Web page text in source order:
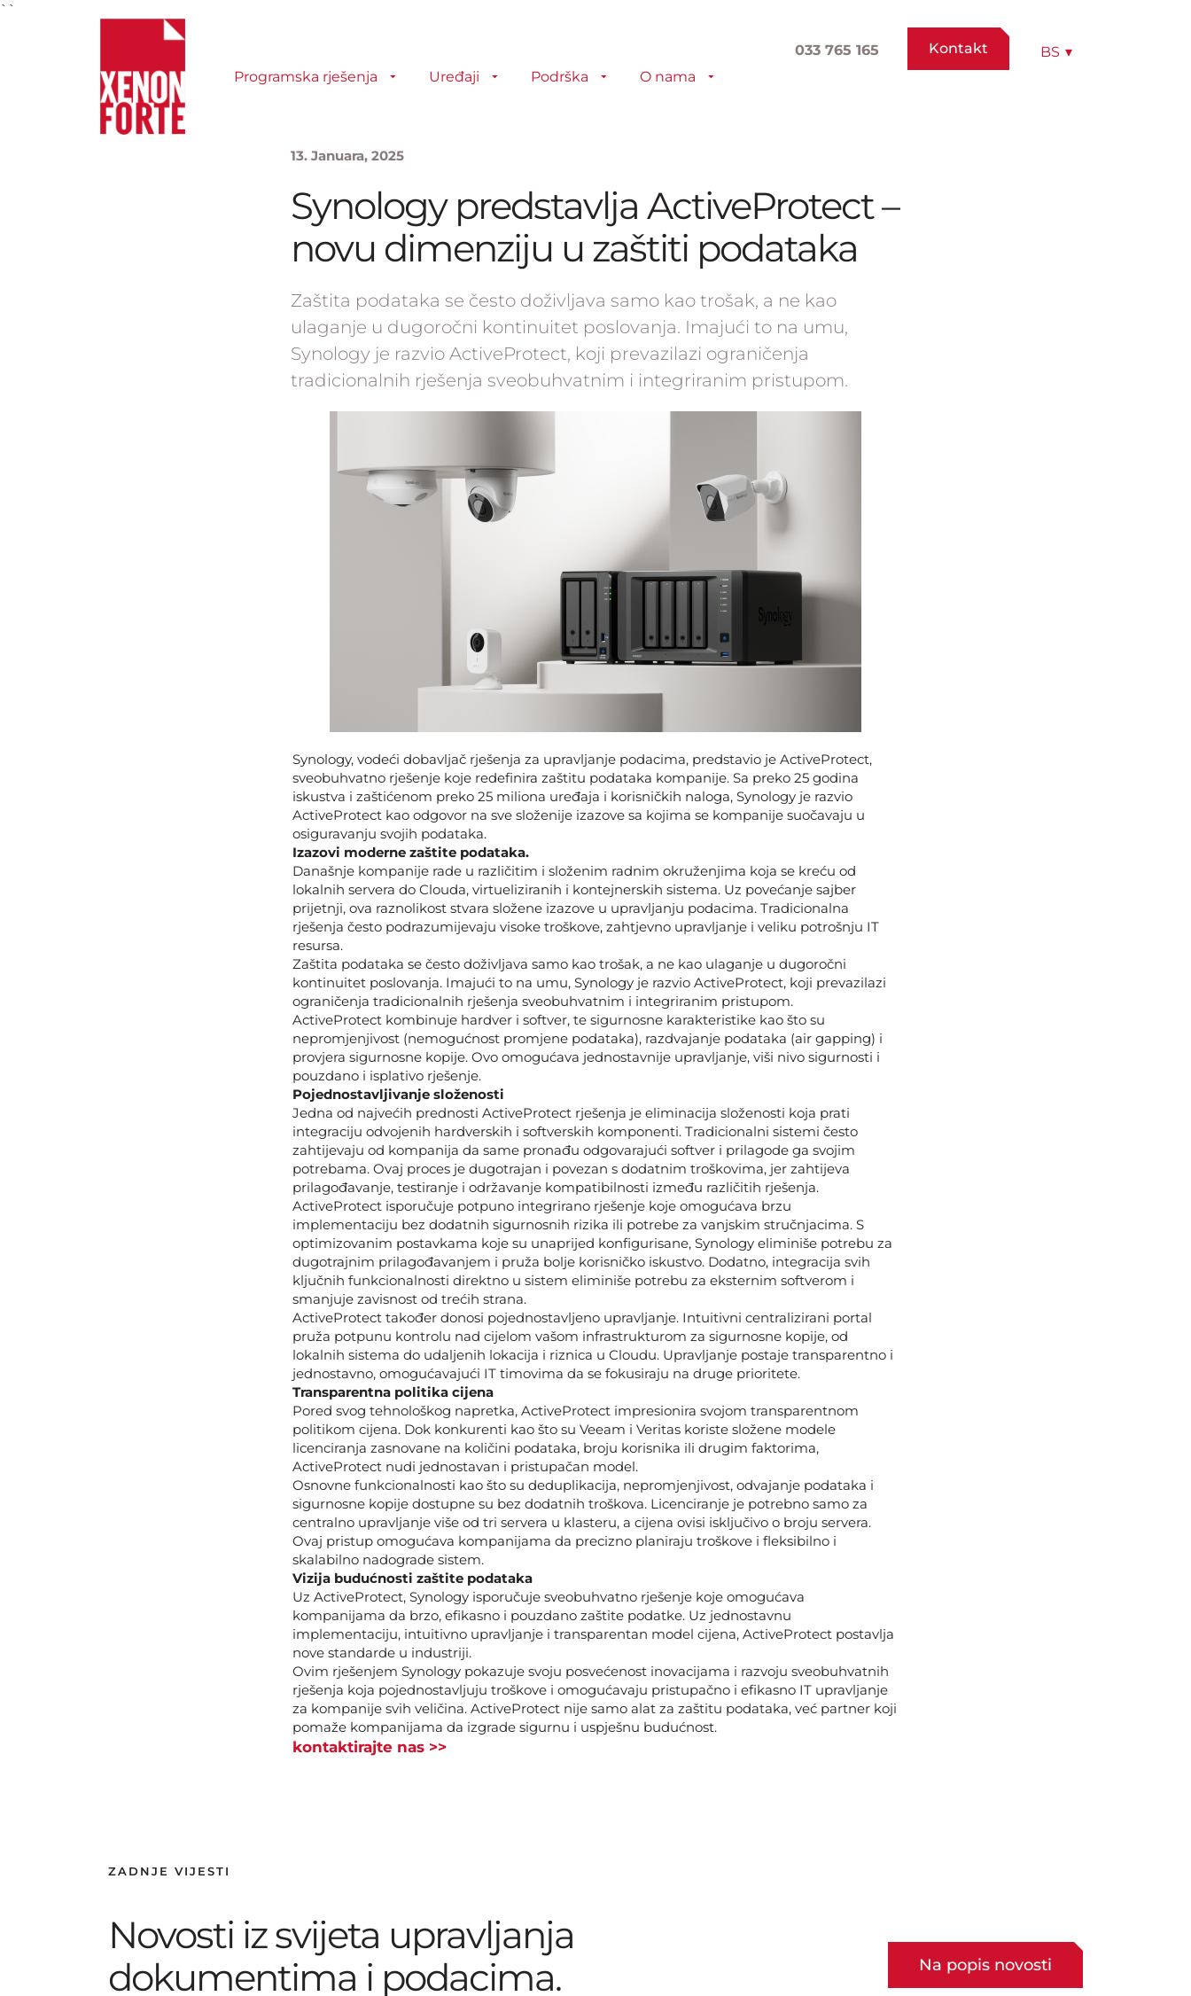
``
Programska rješenja Uređaji Podrška O nama
033 765 165 Kontakt BS ▾
13. Januara, 2025
Synology predstavlja ActiveProtect –
novu dimenziju u zaštiti podataka
Zaštita podataka se često doživljava samo kao trošak, a ne kao
ulaganje u dugoročni kontinuitet poslovanja. Imajući to na umu,
Synology je razvio ActiveProtect, koji prevazilazi ograničenja
tradicionalnih rješenja sveobuhvatnim i integriranim pristupom.
Synology, vodeći dobavljač rješenja za upravljanje podacima, predstavio je ActiveProtect,
sveobuhvatno rješenje koje redefinira zaštitu podataka kompanije. Sa preko 25 godina
iskustva i zaštićenom preko 25 miliona uređaja i korisničkih naloga, Synology je razvio
ActiveProtect kao odgovor na sve složenije izazove sa kojima se kompanije suočavaju u
osiguravanju svojih podataka.
Izazovi moderne zaštite podataka.
Današnje kompanije rade u različitim i složenim radnim okruženjima koja se kreću od
lokalnih servera do Clouda, virtueliziranih i kontejnerskih sistema. Uz povećanje sajber
prijetnji, ova raznolikost stvara složene izazove u upravljanju podacima. Tradicionalna
rješenja često podrazumijevaju visoke troškove, zahtjevno upravljanje i veliku potrošnju IT
resursa.
Zaštita podataka se često doživljava samo kao trošak, a ne kao ulaganje u dugoročni
kontinuitet poslovanja. Imajući to na umu, Synology je razvio ActiveProtect, koji prevazilazi
ograničenja tradicionalnih rješenja sveobuhvatnim i integriranim pristupom.
ActiveProtect kombinuje hardver i softver, te sigurnosne karakteristike kao što su
nepromjenjivost (nemogućnost promjene podataka), razdvajanje podataka (air gapping) i
provjera sigurnosne kopije. Ovo omogućava jednostavnije upravljanje, viši nivo sigurnosti i
pouzdano i isplativo rješenje.
Pojednostavljivanje složenosti
Jedna od najvećih prednosti ActiveProtect rješenja je eliminacija složenosti koja prati
integraciju odvojenih hardverskih i softverskih komponenti. Tradicionalni sistemi često
zahtijevaju od kompanija da same pronađu odgovarajući softver i prilagode ga svojim
potrebama. Ovaj proces je dugotrajan i povezan s dodatnim troškovima, jer zahtijeva
prilagođavanje, testiranje i održavanje kompatibilnosti između različitih rješenja.
ActiveProtect isporučuje potpuno integrirano rješenje koje omogućava brzu
implementaciju bez dodatnih sigurnosnih rizika ili potrebe za vanjskim stručnjacima. S
optimizovanim postavkama koje su unaprijed konfigurisane, Synology eliminiše potrebu za
dugotrajnim prilagođavanjem i pruža bolje korisničko iskustvo. Dodatno, integracija svih
ključnih funkcionalnosti direktno u sistem eliminiše potrebu za eksternim softverom i
smanjuje zavisnost od trećih strana.
ActiveProtect također donosi pojednostavljeno upravljanje. Intuitivni centralizirani portal
pruža potpunu kontrolu nad cijelom vašom infrastrukturom za sigurnosne kopije, od
lokalnih sistema do udaljenih lokacija i riznica u Cloudu. Upravljanje postaje transparentno i
jednostavno, omogućavajući IT timovima da se fokusiraju na druge prioritete.
Transparentna politika cijena
Pored svog tehnološkog napretka, ActiveProtect impresionira svojom transparentnom
politikom cijena. Dok konkurenti kao što su Veeam i Veritas koriste složene modele
licenciranja zasnovane na količini podataka, broju korisnika ili drugim faktorima,
ActiveProtect nudi jednostavan i pristupačan model.
Osnovne funkcionalnosti kao što su deduplikacija, nepromjenjivost, odvajanje podataka i
sigurnosne kopije dostupne su bez dodatnih troškova. Licenciranje je potrebno samo za
centralno upravljanje više od tri servera u klasteru, a cijena ovisi isključivo o broju servera.
Ovaj pristup omogućava kompanijama da precizno planiraju troškove i fleksibilno i
skalabilno nadograde sistem.
Vizija budućnosti zaštite podataka
Uz ActiveProtect, Synology isporučuje sveobuhvatno rješenje koje omogućava
kompanijama da brzo, efikasno i pouzdano zaštite podatke. Uz jednostavnu
implementaciju, intuitivno upravljanje i transparentan model cijena, ActiveProtect postavlja
nove standarde u industriji.
Ovim rješenjem Synology pokazuje svoju posvećenost inovacijama i razvoju sveobuhvatnih
rješenja koja pojednostavljuju troškove i omogućavaju pristupačno i efikasno IT upravljanje
za kompanije svih veličina. ActiveProtect nije samo alat za zaštitu podataka, već partner koji
pomaže kompanijama da izgrade sigurnu i uspješnu budućnost.
kontaktirajte nas >>
ZADNJE VIJESTI
Novosti iz svijeta upravljanja
dokumentima i podacima.
Na popis novosti